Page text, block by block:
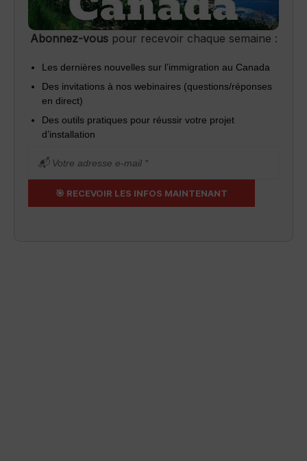
Abonnez-vouspour recevoir chaque semaine :
Les dernières nouvelles sur l’immigration au Canada
Des invitations à nos webinaires (questions/réponses
en direct)
Des outils pratiques pour réussir votre projet
d’installation